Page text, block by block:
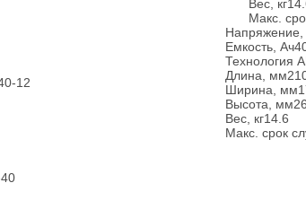
Вес, кг
Макс.
12
Емкость, Ач
Технология
Длина, мм
Ширина, мм
Высота, мм
Вес, кг14.6
Макс. срок